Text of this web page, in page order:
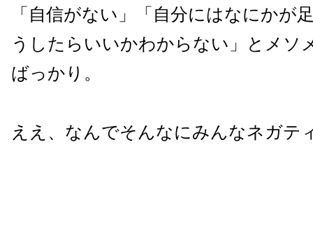
「自信がない」「自分にはなにかが
うしたらいいかわからない」とメソ
ばっかり。
ええ、なんでそんなにみんなネガテ